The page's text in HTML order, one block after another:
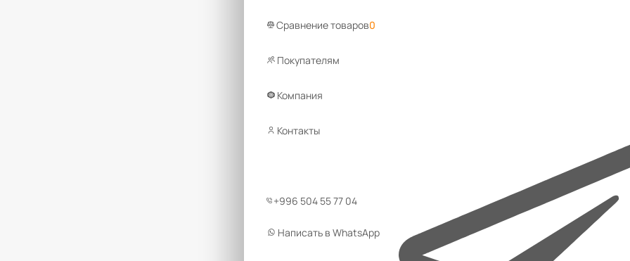
Сравнение товаров0
Покупателям
Компания
Контакты
+996 504 55 77 04
Написать в WhatsApp